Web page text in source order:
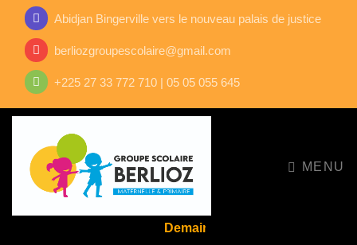
Abidjan Bingerville vers le nouveau palais de justice
berliozgroupescolaire@gmail.com
+225 27 33 772 710 | 05 05 055 645
MENU
se prépare aujourd'hui !